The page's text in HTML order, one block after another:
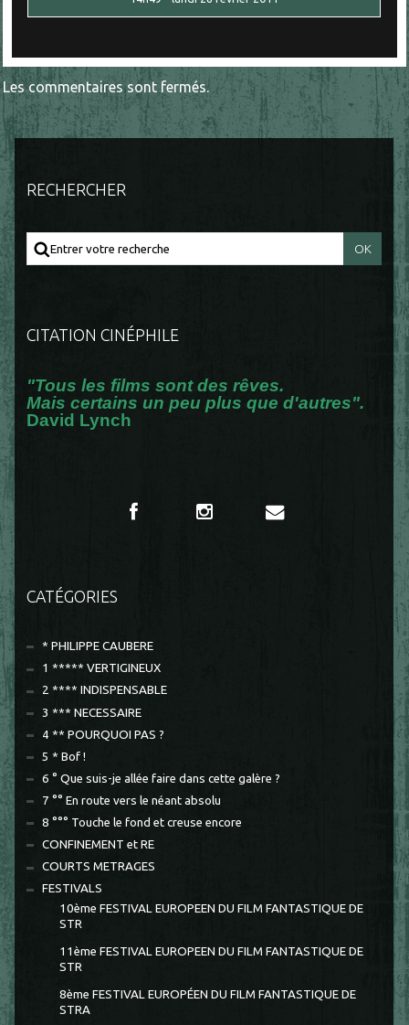
Les commentaires sont fermés.
RECHERCHER
CITATION CINÉPHILE
"Tous les films sont des rêves.
Mais certains un peu plus que d'autres".
David Lynch
CATÉGORIES
* PHILIPPE CAUBERE
1 ***** VERTIGINEUX
2 **** INDISPENSABLE
3 *** NECESSAIRE
4 ** POURQUOI PAS ?
5 * Bof !
6 ° Que suis-je allée faire dans cette galère ?
7 °° En route vers le néant absolu
8 °°° Touche le fond et creuse encore
CONFINEMENT et RE
COURTS METRAGES
FESTIVALS
10ème FESTIVAL EUROPEEN DU FILM FANTASTIQUE DE
STR
11ème FESTIVAL EUROPEEN DU FILM FANTASTIQUE DE
STR
8ème FESTIVAL EUROPÉEN DU FILM FANTASTIQUE DE
STRA